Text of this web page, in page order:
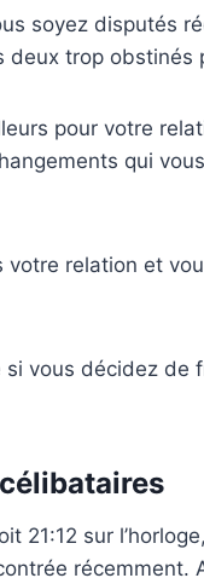
soyez disputés
deux trop
pour votre
qui
votre relation et
vous décidez de
21:12 sur